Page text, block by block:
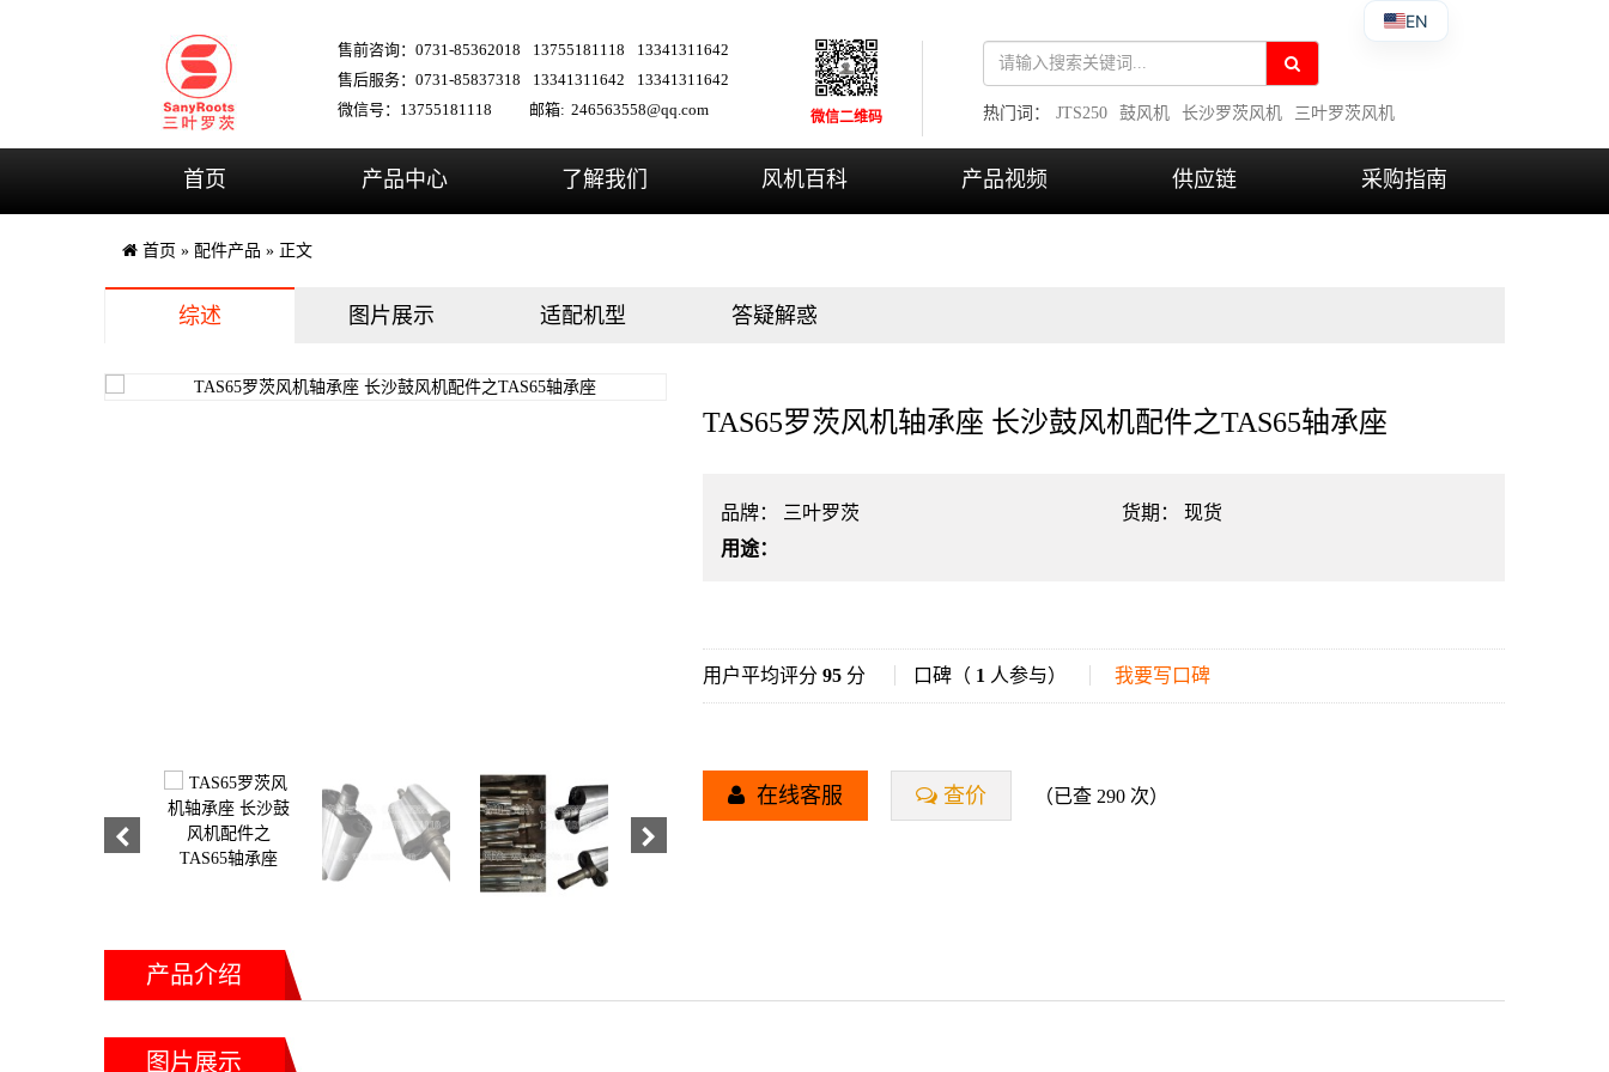
售前咨询：0731-85362018 13755181118
13341311642
售后服务：0731-85837318
13341311642
13341311642
微信号：13755181118
邮箱: 246563558@qq.com 微信二维码 热门词： JTS250 鼓风机 长沙罗茨风机 三叶罗茨风机
首页 产品中心 了解我们 风机百科 产品视频 供应链 采购指南
首页 » 配件产品 » 正文
综述 图片展示 适配机型 答疑解惑
TAS65罗茨风机轴承座 长沙鼓风机配件之TAS65轴承座
品牌： 三叶罗茨 货期： 现货
用途：
用户平均评分 95 分 口碑（ 1 人参与） 我要写口碑
在线客服 查价 （已查 290 次）
产品介绍
图片展示
EN